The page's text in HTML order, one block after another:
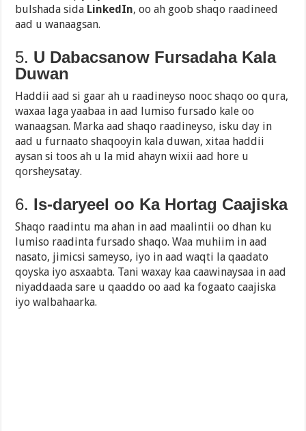
bulshada sida LinkedIn, oo ah goob shaqo raadineed
aad u wanaagsan.
5. U Dabacsanow Fursadaha Kala
Duwan
Haddii aad si gaar ah u raadineyso nooc shaqo oo qura,
waxaa laga yaabaa in aad lumiso fursado kale oo
wanaagsan. Marka aad shaqo raadineyso, isku day in
aad u furnaato shaqooyin kala duwan, xitaa haddii
aysan si toos ah u la mid ahayn wixii aad hore u
qorsheysatay.
6. Is-daryeel oo Ka Hortag Caajiska
Shaqo raadintu ma ahan in aad maalintii oo dhan ku
lumiso raadinta fursado shaqo. Waa muhiim in aad
nasato, jimicsi sameyso, iyo in aad waqti la qaadato
qoyska iyo asxaabta. Tani waxay kaa caawinaysaa in aad
niyaddaada sare u qaaddo oo aad ka fogaato caajiska
iyo walbahaarka.